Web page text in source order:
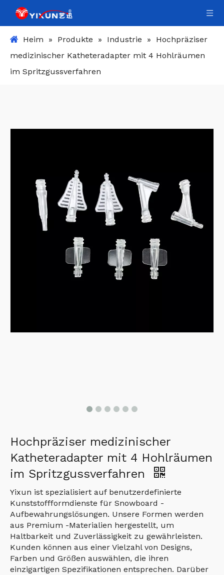
Heim » Produkte » Industrie »
Hochpräziser
medizinischer Katheteradapter mit 4 Hohlräumen
im Spritzgussverfahren
Hochpräziser medizinischer
Katheteradapter mit 4 Hohlräumen
im Spritzgussverfahren
Yixun ist spezialisiert auf benutzerdefinierte
Kunststoffformdienste für Snowboard -
Aufbewahrungslösungen. Unsere Formen werden
aus Premium -Materialien hergestellt, um
Haltbarkeit und Zuverlässigkeit zu gewährleisten.
Kunden können aus einer Vielzahl von Designs,
Farben und Größen auswählen, die ihren
einzigartigen Spezifikationen entsprechen. Darüber